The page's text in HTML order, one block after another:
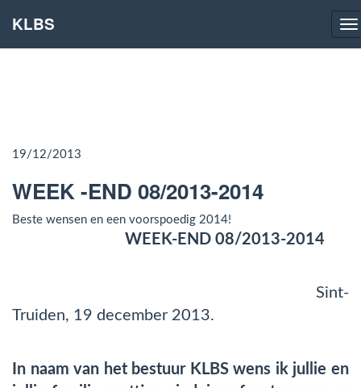
KLBS
19/12/2013
WEEK -END 08/2013-2014
Beste wensen en een voorspoedig 2014!
WEEK-END 08/2013-2014
Sint-
Truiden, 19 december 2013.
In naam van het bestuur KLBS wens ik jullie en